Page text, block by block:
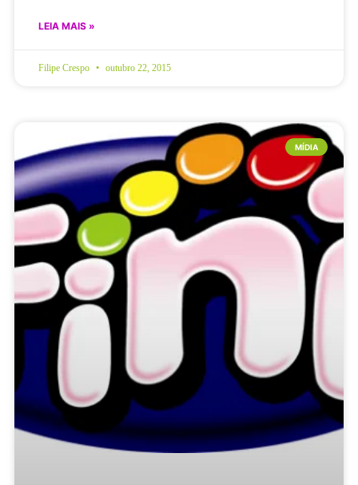
LEIA MAIS »
Filipe Crespo outubro 22, 2015
MÍDIA